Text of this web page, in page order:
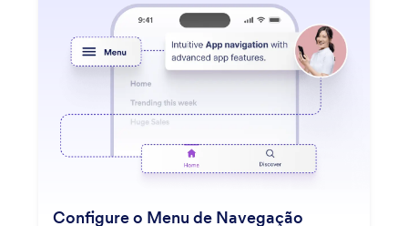
Configure o Menu de Navegação